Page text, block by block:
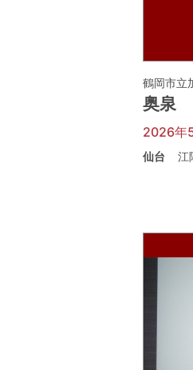
鶴岡市
奥泉
2026年
仙台 江